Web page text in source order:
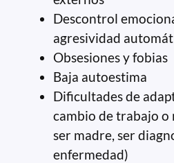
Descontrol
agresividad
Obsesiones y fobias
Baja autoestima
Dificultades de
cambio de trabajo o
ser madre, ser
enfermedad)